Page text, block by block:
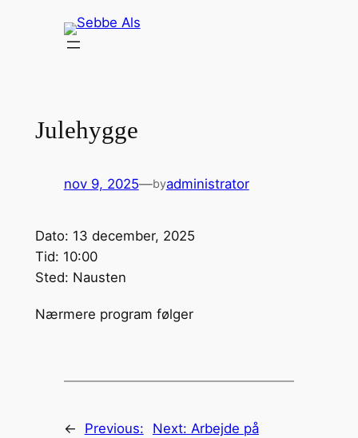
Julehygge
nov 9, 2025—byadministrator
Dato: 13 december, 2025
Tid: 10:00
Sted: Nausten
Nærmere program følger
←
Previous:
Next: Arbejde på